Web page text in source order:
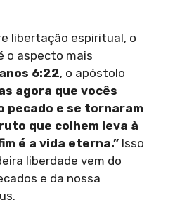
libertação espiritual, o
o aspecto mais
6:22, o apóstolo
agora que vocês
pecado e se tornaram
que colhem leva à
é a vida eterna.” Isso
liberdade vem do
e da nossa